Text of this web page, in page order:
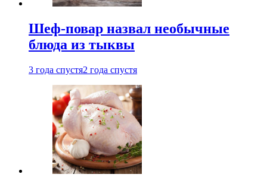
Шеф-повар назвал необычные
блюда из тыквы
3 года спустя2 года спустя